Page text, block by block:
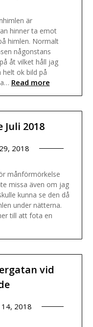
är
hinner ta emot
himlen. Normalt
någonstans
åt vilket håll jag
ok bild på
Read more
2018
2018
månförmörkelse
missa även om jag
kunna se den då
under nätterna.
till att fota en
vid
2018